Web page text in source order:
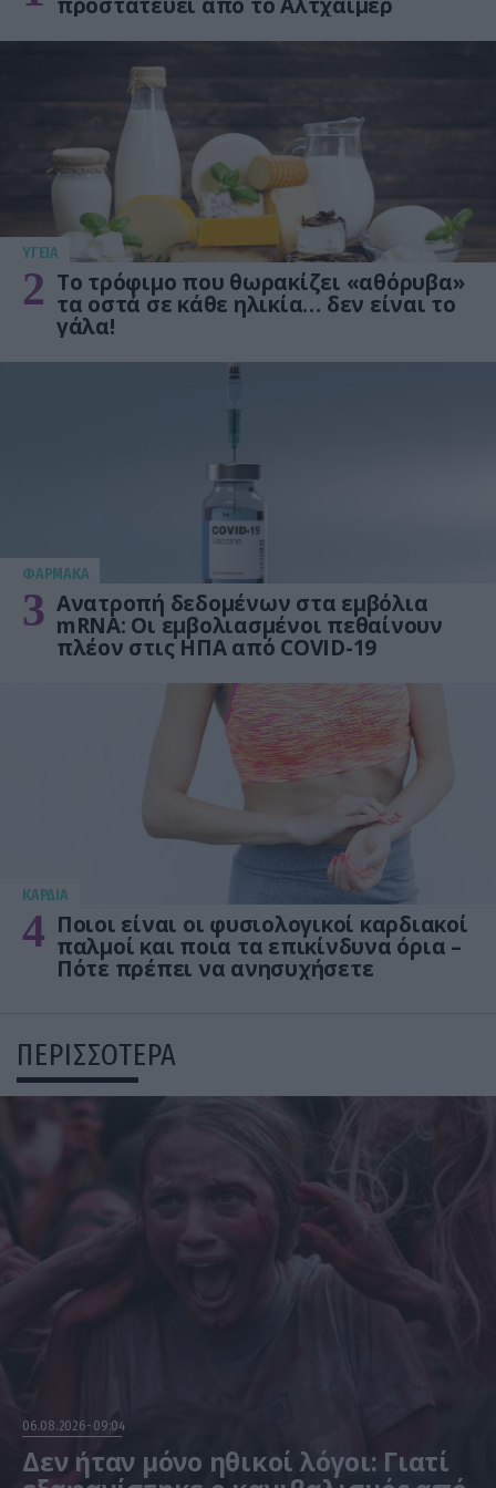
προστατεύει από το Αλτχάιμερ
ΥΓΕΙΑ
2 Το τρόφιμο που θωρακίζει «αθόρυβα»
τα οστά σε κάθε ηλικία… δεν είναι το
γάλα!
ΦΑΡΜΑΚΑ
3 Ανατροπή δεδομένων στα εμβόλια
mRNA: Οι εμβολιασμένοι πεθαίνουν
πλέον στις ΗΠΑ από COVID-19
KΑΡΔΙΑ
4 Ποιοι είναι οι φυσιολογικοί καρδιακοί
παλμοί και ποια τα επικίνδυνα όρια –
Πότε πρέπει να ανησυχήσετε
ΠΕΡΙΣΣΟΤΕΡΑ
06.08.2026 09:04
Δεν ήταν μόνο ηθικοί λόγοι: Γιατί